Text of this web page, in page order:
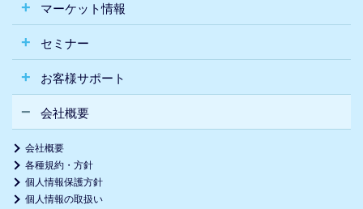
マーケット情報
セミナー
お客様サポート
会社概要
会社概要
各種規約・方針
個人情報保護方針
個人情報の取扱い